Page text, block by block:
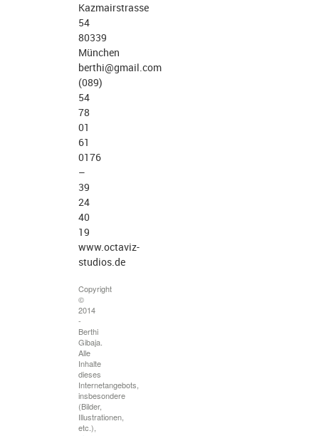
Kazmairstrasse
54
80339
München
berthi@gmail.com
(089)
54
78
01
61
0176
–
39
24
40
19
www.octaviz-
studios.de
Copyright
©
2014
-
Berthi
Gibaja.
Alle
Inhalte
dieses
Internetangebots,
insbesondere
(Bilder,
Illustrationen,
etc.),